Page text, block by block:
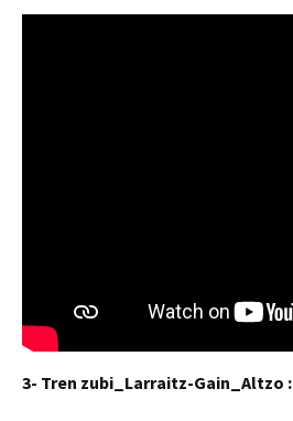
3- Tren zubi_Larraitz-Gain_Altzo :